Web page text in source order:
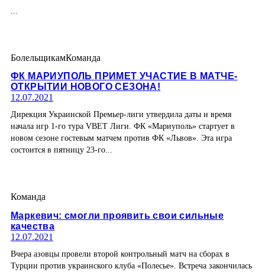
...
БолельщикамКоманда
ФК МАРИУПОЛЬ ПРИМЕТ УЧАСТИЕ В МАТЧЕ-
ОТКРЫТИИ НОВОГО СЕЗОНА!
12.07.2021
Дирекция Украинской Премьер-лиги утвердила даты и время
начала игр 1-го тура VBET Лиги. ФК «Мариуполь» стартует в
новом сезоне гостевым матчем против ФК «Львов». Эта игра
состоится в пятницу 23-го...
Команда
Маркевич: смогли проявить свои сильные
качества
12.07.2021
Вчера азовцы провели второй контрольный матч на сборах в
Турции против украинского клуба «Полесье». Встреча закончилась